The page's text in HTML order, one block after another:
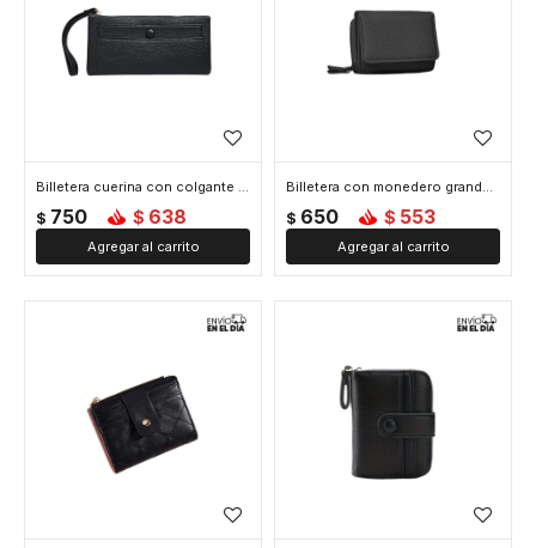
Billetera cuerina con colgante - 10x19cm - Negro
$ 750 $ 638
Billetera con monedero grande - 8x10x4cm - Negro
$ 650 $ 553